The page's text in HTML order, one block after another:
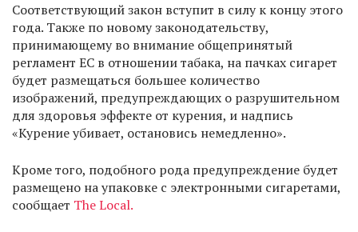
Соответствующий закон вступит в силу к концу этого
года. Также по новому законодательству,
принимающему во внимание общепринятый
регламент ЕС в отношении табака, на пачках сигарет
будет размещаться большее количество
изображений, предупреждающих о разрушительном
для здоровья эффекте от курения, и надпись
«Курение убивает, остановись немедленно».
Кроме того, подобного рода предупреждение будет
размещено на упаковке с электронными сигаретами,
сообщает The Local.